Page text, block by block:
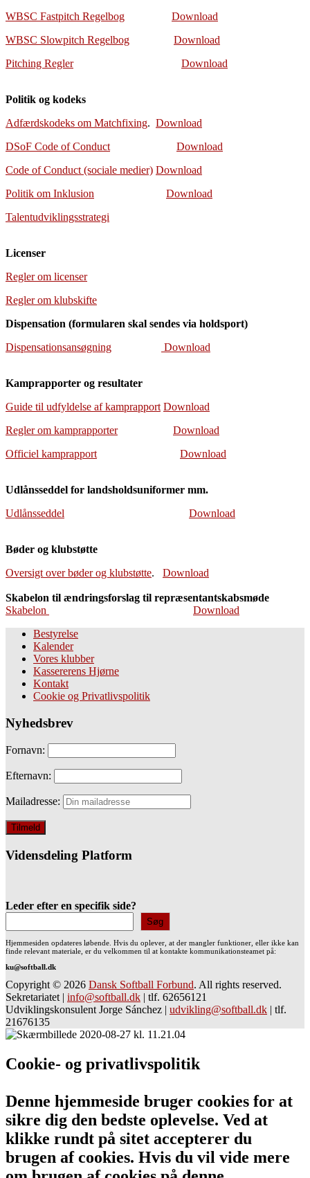
WBSC Fastpitch Regelbog
Download
WBSC Slowpitch Regelbog
Download
Pitching Regler
Download
Politik og kodeks
Adfærdskodeks om Matchfixing. Download
DSoF Code of Conduct
Download
Code of Conduct (sociale medier) Download
Politik om Inklusion
Download
Talentudviklingsstrategi
Licenser
Regler om licenser
Regler om klubskifte
Dispensation (formularen skal sendes via holdsport)
Dispensationsansøgning
Download
Kamprapporter og resultater
Guide til udfyldelse af kamprapport Download
Regler om kamprapporter
Download
Officiel kamprapport
Download
Udlånsseddel for landsholdsuniformer mm.
Udlånsseddel
Download
Bøder og klubstøtte
Oversigt over bøder og klubstøtte. Download
Skabelon til ændringsforslag til repræsentantskabsmøde
Skabelon
Download
Bestyrelse
Kalender
Vores klubber
Kassererens Hjørne
Kontakt
Cookie og Privatlivspolitik
Nyhedsbrev
Fornavn:
Efternavn:
Mailadresse:
Vidensdeling Platform
Leder efter en specifik side?
Søg
Hjemmesiden opdateres løbende. Hvis du oplever, at der mangler funktioner, eller ikke kan
finde relevant materiale, er du velkommen til at kontakte kommunikationsteamet på:
ku@softball.dk
Copyright © 2026 Dansk Softball Forbund. All rights reserved.
Sekretariatet | info@softball.dk | tlf. 62656121
Udviklingskonsulent Jorge Sánchez | udvikling@softball.dk | tlf.
21676135
Cookie- og privatlivspolitik
Denne hjemmeside bruger cookies for at
sikre dig den bedste oplevelse. Ved at
klikke rundt på sitet accepterer du
brugen af cookies. Hvis du vil vide mere